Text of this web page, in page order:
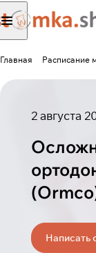
Главная Расписание
2 августа
Написать